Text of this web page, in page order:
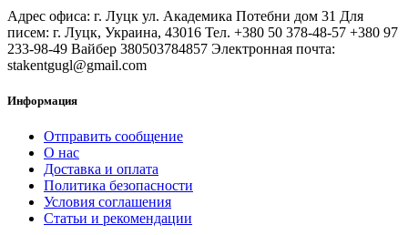
Адрес офиса: г. Луцк ул. Академика Потебни дом 31 Для
писем: г. Луцк, Украина, 43016 Тел. +380 50 378-48-57 +380 97
233-98-49 Вайбер 380503784857 Электронная почта:
stakentgugl@gmail.com
Информация
Отправить сообщение
О нас
Доставка и оплата
Политика безопасности
Условия соглашения
Статьи и рекомендации